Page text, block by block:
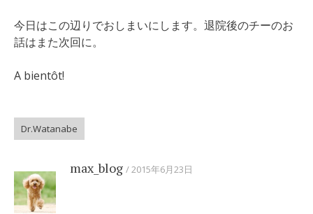
今日はこの辺りでおしまいにします。退院後のチーのお
話はまた次回に。
A bientôt!
Dr.Watanabe
max_blog 2015年6月23日